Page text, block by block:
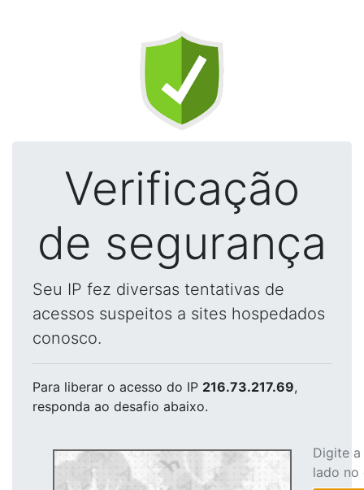
Verificação
de segurança
Seu IP fez diversas tentativas de
acessos suspeitos a sites hospedados
conosco.
Para liberar o acesso do IP 216.73.217.69,
responda ao desafio abaixo.
Digite
lado no